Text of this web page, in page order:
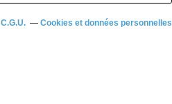
C.G.U. Cookies et données personnelles